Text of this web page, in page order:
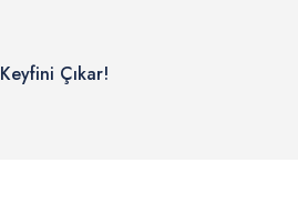
Keyfini Çıkar!